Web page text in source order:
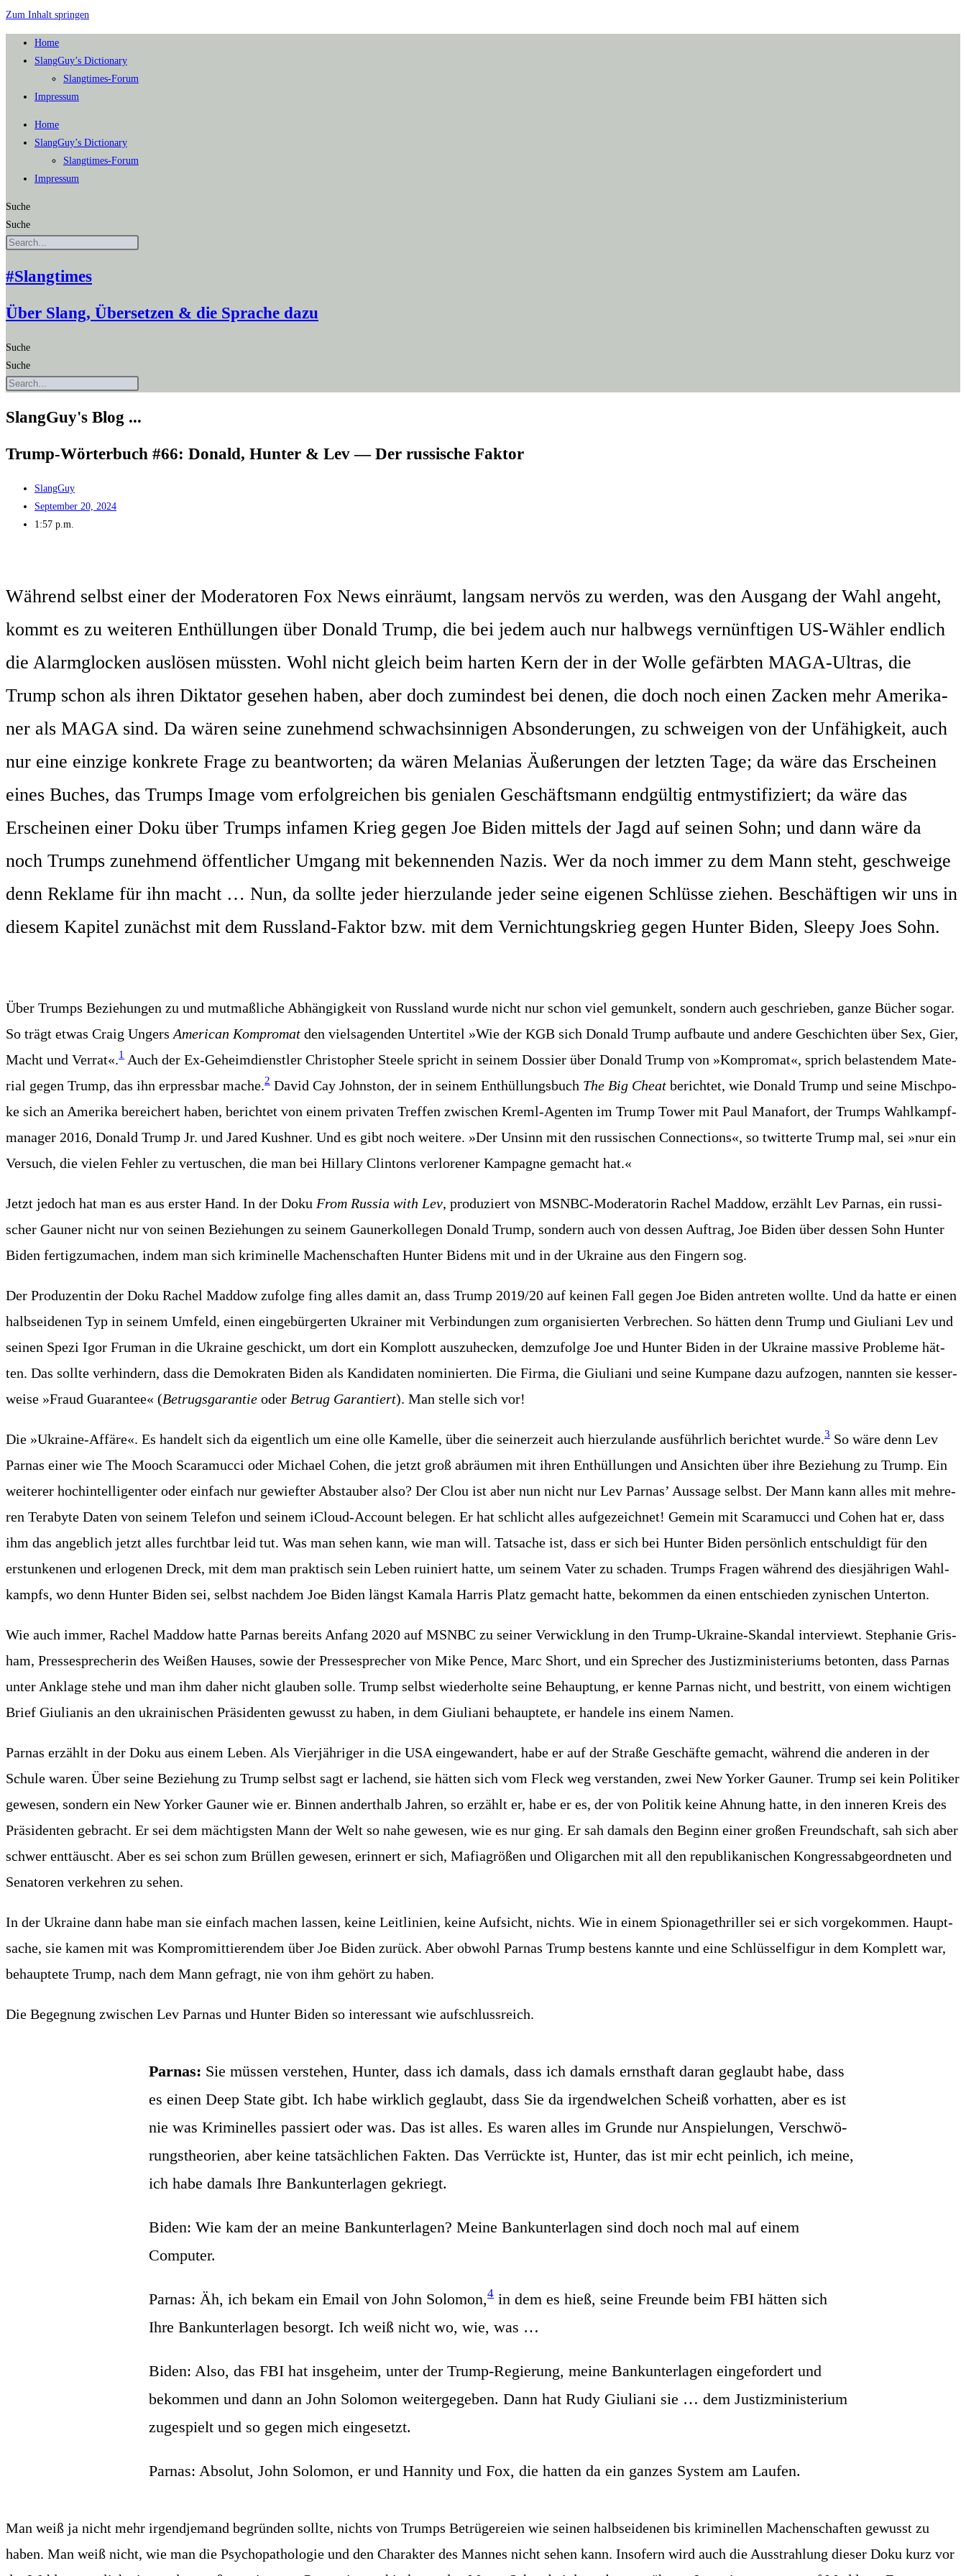
Zum Inhalt springen
Home
SlangGuy’s Dic­tion­a­ry
Slang­times-Forum
Impres­sum
Home
SlangGuy’s Dic­tion­a­ry
Slang­times-Forum
Impres­sum
Suche
Suche
#Slangtimes
Über Slang, Übersetzen & die Sprache dazu
Suche
Suche
SlangGuy's Blog ...
Trump-Wör­ter­buch #66: Donald, Hun­ter & Lev — Der rus­si­sche Faktor
SlangGuy
September 20, 2024
1:57 p.m.
Wäh­rend selbst einer der Mode­ra­to­ren Fox News ein­räumt, lang­sam ner­vös zu wer­den, was den Aus­gang der Wahl angeht,
kommt es zu wei­te­ren Ent­hül­lun­gen über Donald Trump, die bei jedem auch nur halb­wegs ver­nünf­ti­gen US-Wäh­ler end­lich
die Alarm­glo­cken aus­lö­sen müss­ten. Wohl nicht gleich beim har­ten Kern der in der Wol­le gefärb­ten MAGA-Ultras, die
Trump schon als ihren Dik­ta­tor gese­hen haben, aber doch zumin­dest bei denen, die doch noch einen Zacken mehr Ame­ri­ka­
ner als MAGA sind. Da wären sei­ne zuneh­mend schwach­sin­ni­gen Abson­de­run­gen, zu schwei­gen von der Unfä­hig­keit, auch
nur eine ein­zi­ge kon­kre­te Fra­ge zu beant­wor­ten; da wären Mela­ni­as Äuße­run­gen der letz­ten Tage; da wäre das Erschei­nen
eines Buches, das Trumps Image vom erfolg­rei­chen bis genia­len Geschäfts­mann end­gül­tig ent­mys­ti­fi­ziert; da wäre das
Erschei­nen einer Doku über Trumps infa­men Krieg gegen Joe Biden mit­tels der Jagd auf sei­nen Sohn; und dann wäre da
noch Trumps zuneh­mend öffent­li­cher Umgang mit beken­nen­den Nazis. Wer da noch immer zu dem Mann steht, geschwei­ge
denn Rekla­me für ihn macht … Nun, da soll­te jeder hier­zu­lan­de jeder sei­ne eige­nen Schlüs­se zie­hen. Beschäf­ti­gen wir uns in
die­sem Kapi­tel zunächst mit dem Russ­land-Fak­tor bzw. mit dem Ver­nich­tungs­krieg gegen Hun­ter Biden, Slee­py Joes Sohn.
Über Trumps Bezie­hun­gen zu und mut­maß­li­che Abhän­gig­keit von Russ­land wur­de nicht nur schon viel gemun­kelt, son­dern auch geschrie­ben, gan­ze Bücher sogar.
So trägt etwas Craig UngersAme­ri­can Kom­pro­mat den viel­sa­gen­den Unter­ti­tel »Wie der KGB sich Donald Trump auf­bau­te und ande­re Geschich­ten über Sex, Gier,
Macht und Ver­rat«.1 Auch der Ex-Geheim­dienst­ler Chris­to­pher Ste­e­le spricht in sei­nem Dos­sier über Donald Trump von »Kom­pro­mat«, sprich belas­ten­dem Mate­
ri­al gegen Trump, das ihn erpress­bar mache.2 David Cay John­s­ton, der in sei­nem Ent­hül­lungs­buch The Big Cheat berich­tet, wie Donald Trump und sei­ne Misch­po­
ke sich an Ame­ri­ka berei­chert haben, berich­tet von einem pri­va­ten Tref­fen zwi­schen Kreml-Agen­ten im Trump Tower mit Paul Manaf­ort, der Trumps Wahl­kampf­
ma­na­ger 2016, Donald Trump Jr. und Jared Kush­ner. Und es gibt noch wei­te­re. »Der Unsinn mit den rus­si­schen Con­nec­tions«, so twit­ter­te Trump mal, sei »nur ein
Ver­such, die vie­len Feh­ler zu ver­tu­schen, die man bei Hil­la­ry Clin­tons ver­lo­re­ner Kam­pa­gne gemacht hat.«
Jetzt jedoch hat man es aus ers­ter Hand. In der Doku From Rus­sia with Lev, pro­du­ziert von MSNBC-Mode­ra­to­rin Rachel Mad­dow, erzählt Lev Par­nas, ein rus­si­
scher Gau­ner nicht nur von sei­nen Bezie­hun­gen zu sei­nem Gau­ner­kol­le­gen Donald Trump, son­dern auch von des­sen Auf­trag, Joe Biden über des­sen Sohn Hun­ter
Biden fer­tig­zu­ma­chen, indem man sich kri­mi­nel­le Machen­schaf­ten Hun­ter Bidens mit und in der Ukrai­ne aus den Fin­gern sog.
Der Pro­du­zen­tin der Doku Rachel Mad­dow zufol­ge fing alles damit an, dass Trump 2019/20 auf kei­nen Fall gegen Joe Biden antre­ten woll­te. Und da hat­te er einen
halb­sei­de­nen Typ in sei­nem Umfeld, einen ein­ge­bür­ger­ten Ukrai­ner mit Ver­bin­dun­gen zum orga­ni­sier­ten Ver­bre­chen. So hät­ten denn Trump und Giu­lia­ni Lev und
sei­nen Spe­zi Igor Fru­man in die Ukrai­ne geschickt, um dort ein Kom­plott aus­zu­he­cken, dem­zu­fol­ge Joe und Hun­ter Biden in der Ukrai­ne mas­si­ve Pro­ble­me hät­
ten. Das soll­te ver­hin­dern, dass die Demo­kra­ten Biden als Kan­di­da­ten nomi­nier­ten. Die Fir­ma, die Giu­lia­ni und sei­ne Kum­pa­ne dazu auf­zo­gen, nann­ten sie kes­ser­
wei­se »Fraud Gua­ran­tee« (Betrugs­ga­ran­tie oder Betrug Garan­tiert). Man stel­le sich vor!
Die »Ukrai­ne-Affä­re«. Es han­delt sich da eigent­lich um eine olle Kamel­le, über die sei­ner­zeit auch hier­zu­lan­de aus­führ­lich berich­tet wur­de.3 So wäre denn Lev
Par­nas einer wie The Mooch Sca­ramuc­ci oder Micha­el Cohen, die jetzt groß abräu­men mit ihren Ent­hül­lun­gen und Ansich­ten über ihre Bezie­hung zu Trump. Ein
wei­te­rer hoch­in­tel­li­gen­ter oder ein­fach nur gewief­ter Abstau­ber also? Der Clou ist aber nun nicht nur Lev Par­nas’ Aus­sa­ge selbst. Der Mann kann alles mit meh­re­
ren Tera­byte Daten von sei­nem Tele­fon und sei­nem iCloud-Account bele­gen. Er hat schlicht alles auf­ge­zeich­net! Gemein mit Sca­ramuc­ci und Cohen hat er, dass
ihm das angeb­lich jetzt alles furcht­bar leid tut. Was man sehen kann, wie man will. Tat­sa­che ist, dass er sich bei Hun­ter Biden per­sön­lich ent­schul­digt für den
erstun­ke­nen und erlo­ge­nen Dreck, mit dem man prak­tisch sein Leben rui­niert hat­te, um sei­nem Vater zu scha­den. Trumps Fra­gen wäh­rend des dies­jäh­ri­gen Wahl­
kampfs, wo denn Hun­ter Biden sei, selbst nach­dem Joe Biden längst Kama­la Har­ris Platz gemacht hat­te, bekom­men da einen ent­schie­den zyni­schen Unterton.
Wie auch immer, Rachel Mad­dow hat­te Par­nas bereits Anfang 2020 auf MSNBC zu sei­ner Ver­wick­lung in den Trump-Ukrai­ne-Skan­dal inter­viewt. Ste­pha­nie Gris­
ham, Pres­se­spre­che­rin des Wei­ßen Hau­ses, sowie der Pres­se­spre­cher von Mike Pence, Marc Short, und ein Spre­cher des Jus­tiz­mi­nis­te­ri­ums beton­ten, dass Par­nas
unter Ankla­ge ste­he und man ihm daher nicht glau­ben sol­le. Trump selbst wie­der­hol­te sei­ne Behaup­tung, er ken­ne Par­nas nicht, und bestritt, von einem wich­ti­gen
Brief Giu­lia­nis an den ukrai­ni­schen Prä­si­den­ten gewusst zu haben, in dem Giu­lia­ni behaup­te­te, er han­de­le ins einem Namen.
Par­nas erzählt in der Doku aus einem Leben. Als Vier­jäh­ri­ger in die USA ein­ge­wan­dert, habe er auf der Stra­ße Geschäf­te gemacht, wäh­rend die ande­ren in der
Schu­le waren. Über sei­ne Bezie­hung zu Trump selbst sagt er lachend, sie hät­ten sich vom Fleck weg ver­stan­den, zwei New Yor­ker Gau­ner. Trump sei kein Poli­ti­ker
gewe­sen, son­dern ein New Yor­ker Gau­ner wie er. Bin­nen andert­halb Jah­ren, so erzählt er, habe er es, der von Poli­tik kei­ne Ahnung hat­te, in den inne­ren Kreis des
Prä­si­den­ten gebracht. Er sei dem mäch­tigs­ten Mann der Welt so nahe gewe­sen, wie es nur ging. Er sah damals den Beginn einer gro­ßen Freund­schaft, sah sich aber
schwer ent­täuscht. Aber es sei schon zum Brül­len gewe­sen, erin­nert er sich, Mafia­grö­ßen und Olig­ar­chen mit all den repu­bli­ka­ni­schen Kon­gress­ab­ge­ord­ne­ten und
Sena­to­ren ver­keh­ren zu sehen.
In der Ukrai­ne dann habe man sie ein­fach machen las­sen, kei­ne Leit­li­ni­en, kei­ne Auf­sicht, nichts. Wie in einem Spio­na­ge­thril­ler sei er sich vor­ge­kom­men. Haupt­
sa­che, sie kamen mit was Kom­pro­mit­tie­ren­dem über Joe Biden zurück. Aber obwohl Par­nas Trump bes­tens kann­te und eine Schlüs­sel­fi­gur in dem Kom­plett war,
behaup­te­te Trump, nach dem Mann gefragt, nie von ihm gehört zu haben.
Die Begeg­nung zwi­schen Lev Par­nas und Hun­ter Biden so inter­es­sant wie aufschlussreich.
Par­nas: Sie müs­sen ver­ste­hen, Hun­ter, dass ich damals, dass ich damals ernst­haft dar­an geglaubt habe, dass
es einen Deep Sta­te gibt. Ich habe wirk­lich geglaubt, dass Sie da irgend­wel­chen Scheiß vor­hat­ten, aber es ist
nie was Kri­mi­nel­les pas­siert oder was. Das ist alles. Es waren alles im Grun­de nur Anspie­lun­gen, Ver­schwö­
rungs­theo­rien, aber kei­ne tat­säch­li­chen Fak­ten. Das Ver­rück­te ist, Hun­ter, das ist mir echt pein­lich, ich mei­ne,
ich habe damals Ihre Bank­un­ter­la­gen gekriegt.
Biden: Wie kam der an mei­ne Bank­un­ter­la­gen? Mei­ne Bank­un­ter­la­gen sind doch noch mal auf einem
Computer.
Par­nas: Äh, ich bekam ein Email von John Solo­mon,4in dem es hieß, sei­ne Freun­de beim FBI hät­ten sich
Ihre Bank­un­ter­la­gen besorgt. Ich weiß nicht wo, wie, was …
Biden: Also, das FBI hat ins­ge­heim, unter der Trump-Regie­rung, mei­ne Bank­un­ter­la­gen ein­ge­for­dert und
bekom­men und dann an John Solo­mon wei­ter­ge­ge­ben. Dann hat Rudy Giu­lia­ni sie … dem Jus­tiz­mi­nis­te­ri­um
zuge­spielt und so gegen mich eingesetzt.
Par­nas: Abso­lut, John Solo­mon, er und Han­ni­ty und Fox, die hat­ten da ein gan­zes Sys­tem am Laufen.
Man weiß ja nicht mehr irgend­je­mand begrün­den soll­te, nichts von Trumps Betrü­ge­rei­en wie sei­nen halb­sei­de­nen bis kri­mi­nel­len Machen­schaf­ten gewusst zu
haben. Man weiß nicht, wie man die Psy­cho­pa­tho­lo­gie und den Cha­rak­ter des Man­nes nicht sehen kann. Inso­fern wird auch die Aus­strah­lung die­ser Doku kurz vor